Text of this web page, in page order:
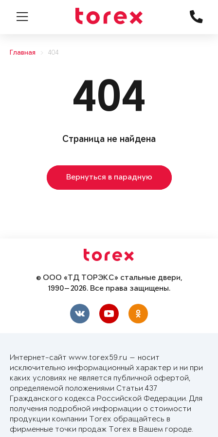
Главная 404
404
Страница не найдена
Вернуться в парадную
© ООО «ТД ТОРЭКС» стальные двери,
1990—2026. Все права защищены.
Интернет-сайт www.torex59.ru — носит
исключительно информационный характер и ни при
каких условиях не является публичной офертой,
определяемой положениями Статьи 437
Гражданского кодекса Российской Федерации. Для
получения подробной информации о стоимости
продукции компании Torex обращайтесь в
фирменные точки продаж Torex в Вашем городе.